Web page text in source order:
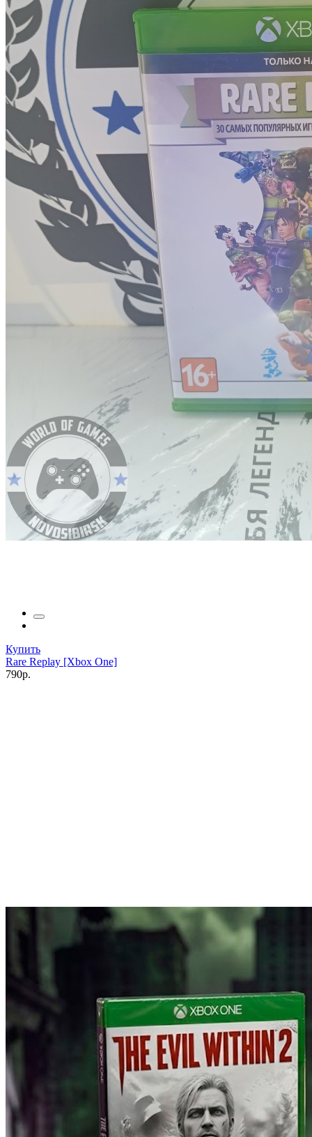
Купить
Rare Replay [Xbox One]
790р.